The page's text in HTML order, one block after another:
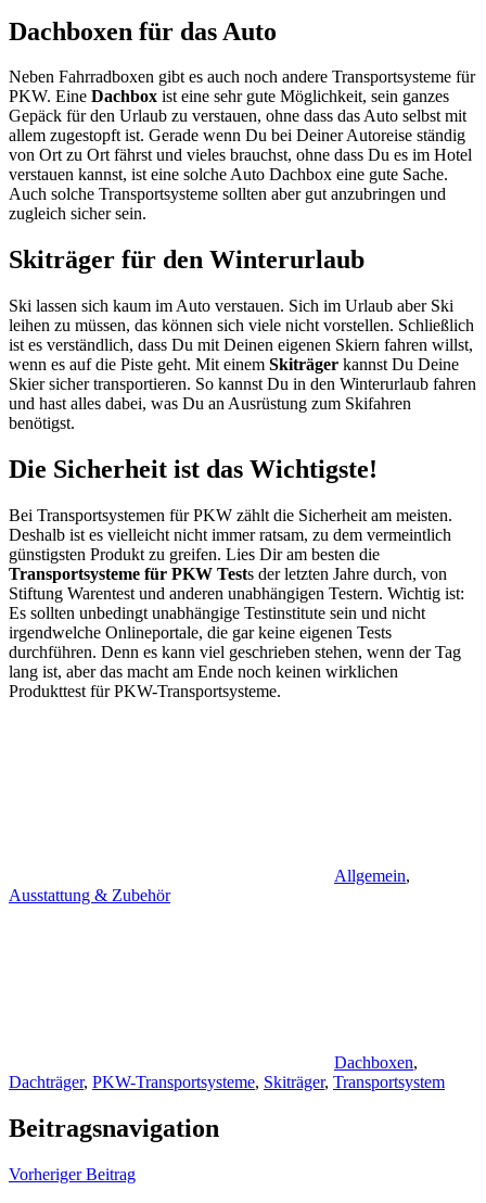
Dachboxen für das Auto
Neben Fahrradboxen gibt es auch noch andere Transportsysteme für
PKW. Eine Dachbox ist eine sehr gute Möglichkeit, sein ganzes
Gepäck für den Urlaub zu verstauen, ohne dass das Auto selbst mit
allem zugestopft ist. Gerade wenn Du bei Deiner Autoreise ständig
von Ort zu Ort fährst und vieles brauchst, ohne dass Du es im Hotel
verstauen kannst, ist eine solche Auto Dachbox eine gute Sache.
Auch solche Transportsysteme sollten aber gut anzubringen und
zugleich sicher sein.
Skiträger für den Winterurlaub
Ski lassen sich kaum im Auto verstauen. Sich im Urlaub aber Ski
leihen zu müssen, das können sich viele nicht vorstellen. Schließlich
ist es verständlich, dass Du mit Deinen eigenen Skiern fahren willst,
wenn es auf die Piste geht. Mit einem Skiträger kannst Du Deine
Skier sicher transportieren. So kannst Du in den Winterurlaub fahren
und hast alles dabei, was Du an Ausrüstung zum Skifahren
benötigst.
Die Sicherheit ist das Wichtigste!
Bei Transportsystemen für PKW zählt die Sicherheit am meisten.
Deshalb ist es vielleicht nicht immer ratsam, zu dem vermeintlich
günstigsten Produkt zu greifen. Lies Dir am besten die
Transportsysteme für PKW Tests der letzten Jahre durch, von
Stiftung Warentest und anderen unabhängigen Testern. Wichtig ist:
Es sollten unbedingt unabhängige Testinstitute sein und nicht
irgendwelche Onlineportale, die gar keine eigenen Tests
durchführen. Denn es kann viel geschrieben stehen, wenn der Tag
lang ist, aber das macht am Ende noch keinen wirklichen
Produkttest für PKW-Transportsysteme.
Allgemein,
Ausstattung & Zubehör
Dachboxen,
Dachträger, PKW-Transportsysteme, Skiträger, Transportsystem
Beitragsnavigation
Vorheriger Beitrag